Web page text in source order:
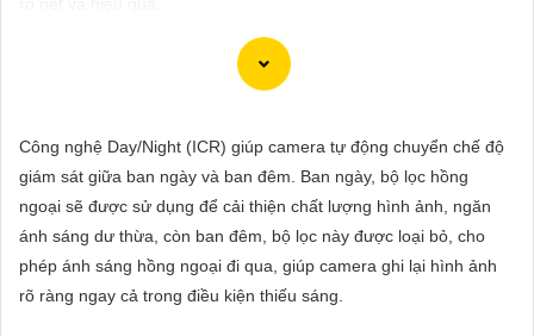
VẤN
DỊCH
VỤ
Công nghệ Day/Night (ICR) giúp camera tự động chuyển chế độ
giám sát giữa ban ngày và ban đêm. Ban ngày, bộ lọc hồng
ngoại sẽ được sử dụng để cải thiện chất lượng hình ảnh, ngăn
ánh sáng dư thừa, còn ban đêm, bộ lọc này được loại bỏ, cho
phép ánh sáng hồng ngoại đi qua, giúp camera ghi lại hình ảnh
rõ ràng ngay cả trong điều kiện thiếu sáng.